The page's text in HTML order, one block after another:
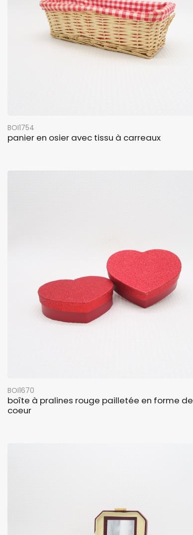
BOI1754
panier en osier avec tissu à carreaux
BOI1670
boîte à pralines rouge pailletée en forme de
coeur